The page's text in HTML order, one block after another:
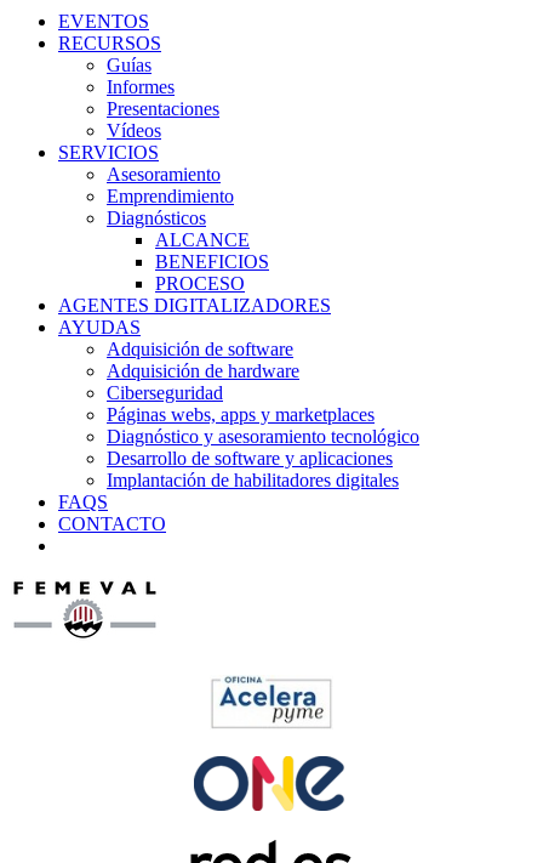
EVENTOS
RECURSOS
Guías
Informes
Presentaciones
Vídeos
SERVICIOS
Asesoramiento
Emprendimiento
Diagnósticos
ALCANCE
BENEFICIOS
PROCESO
AGENTES DIGITALIZADORES
AYUDAS
Adquisición de software
Adquisición de hardware
Ciberseguridad
Páginas webs, apps y marketplaces
Diagnóstico y asesoramiento tecnológico
Desarrollo de software y aplicaciones
Implantación de habilitadores digitales
FAQS
CONTACTO